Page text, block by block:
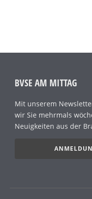
BVSE AM MITTAG
Mit unserem
wir Sie mehrmals
Neuigkeiten aus der